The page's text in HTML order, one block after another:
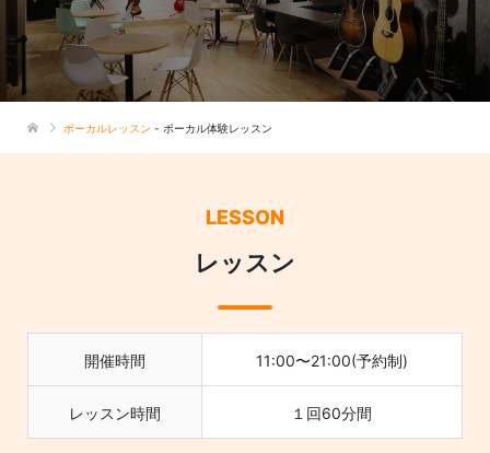
ボーカルレッスン - ボーカル体験レッスン
LESSON
レッスン
開催時間 11:00〜21:00(予約制)
レッスン時間 １回60分間